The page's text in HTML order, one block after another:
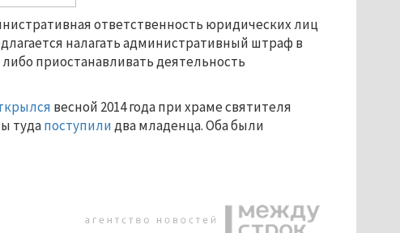
ответственность юридических лиц
налагать административный штраф в
приостанавливать деятельность
весной 2014 года при храме святителя
тудапоступилидва младенца. Оба были